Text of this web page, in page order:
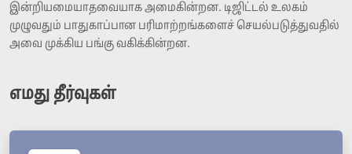
இன்றியமையாதவையாக அமைகின்றன. டிஜிட்டல் உலகம்
முழுவதும் பாதுகாப்பான பரிமாற்றங்களைச் செயல்படுத்துவதில்
அவை முக்கிய பங்கு வகிக்கின்றன.
எமது தீர்வுகள்